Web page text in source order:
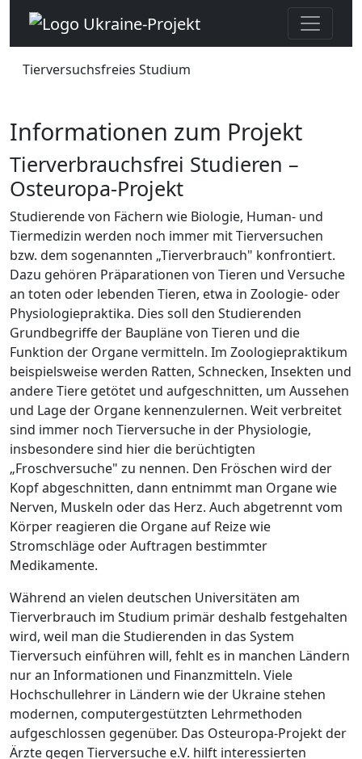
Tierversuchsfreies Studium
Informationen zum Projekt
Tierverbrauchsfrei Studieren –
Osteuropa-Projekt
Studierende von Fächern wie Biologie, Human- und
Tiermedizin werden noch immer mit Tierversuchen
bzw. dem sogenannten „Tierverbrauch" konfrontiert.
Dazu gehören Präparationen von Tieren und Versuche
an toten oder lebenden Tieren, etwa in Zoologie- oder
Physiologiepraktika. Dies soll den Studierenden
Grundbegriffe der Baupläne von Tieren und die
Funktion der Organe vermitteln. Im Zoologiepraktikum
beispielsweise werden Ratten, Schnecken, Insekten und
andere Tiere getötet und aufgeschnitten, um Aussehen
und Lage der Organe kennenzulernen. Weit verbreitet
sind immer noch Tierversuche in der Physiologie,
insbesondere sind hier die berüchtigten
„Froschversuche" zu nennen. Den Fröschen wird der
Kopf abgeschnitten, dann entnimmt man Organe wie
Nerven, Muskeln oder das Herz. Auch abgetrennt vom
Körper reagieren die Organe auf Reize wie
Stromschläge oder Auftragen bestimmter
Medikamente.
Während an vielen deutschen Universitäten am
Tierverbrauch im Studium primär deshalb festgehalten
wird, weil man die Studierenden in das System
Tierversuch einführen will, fehlt es in manchen Ländern
nur an Informationen und Finanzmitteln. Viele
Hochschullehrer in Ländern wie der Ukraine stehen
modernen, computergestützten Lehrmethoden
aufgeschlossen gegenüber. Das Osteuropa-Projekt der
Ärzte gegen Tierversuche e.V. hilft interessierten